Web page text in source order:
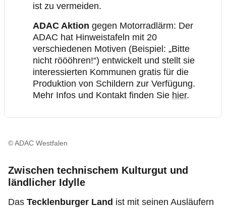
ist zu vermeiden.
ADAC Aktion gegen Motorradlärm: Der
ADAC hat Hinweistafeln mit 20
verschiedenen Motiven (Beispiel: „Bitte
nicht röööhren!“) entwickelt und stellt sie
interessierten Kommunen gratis für die
Produktion von Schildern zur Verfügung.
Mehr Infos und Kontakt finden Sie hier.
© ADAC Westfalen
Zwischen technischem Kulturgut und
ländlicher Idylle
Das Tecklenburger Land ist mit seinen Ausläufern